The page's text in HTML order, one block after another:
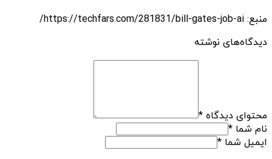
منبع: https://techfars.com/281831/bill-gates-job-ai/
دیدگاه‌های نوشته
محتوای دیدگاه *
نام شما *
ایمیل شما *